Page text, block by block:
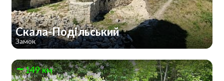
Скала-Подільський
Замок
149 км